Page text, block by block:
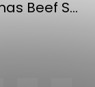
Brit Care Cat Christmas Beef Soup 75g